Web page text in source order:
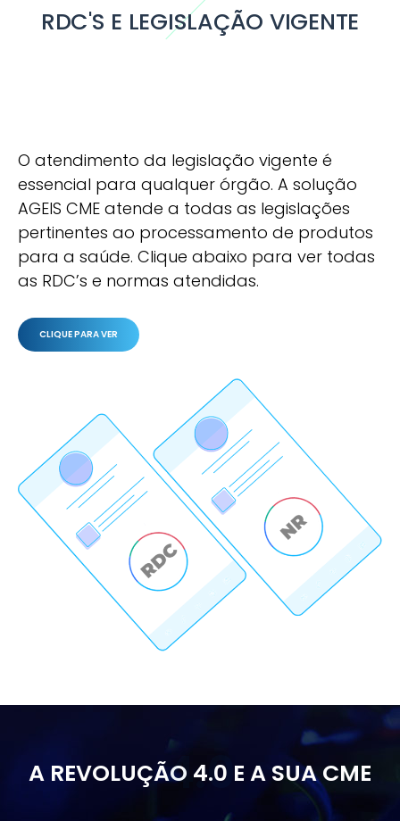
RDC'S E LEGISLAÇÃO VIGENTE
O atendimento da legislação vigente é
essencial para qualquer órgão. A solução
AGEIS CME atende a todas as legislações
pertinentes ao processamento de produtos
para a saúde. Clique abaixo para ver todas
as RDC’s e normas atendidas.
CLIQUE PARA VER
A REVOLUÇÃO 4.0 E A SUA CME
4.0